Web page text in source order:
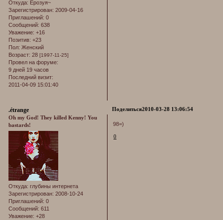
Откуда: Ёрозуя~
Зарегистрирован: 2009-04-16
Приглашений: 0
Сообщений: 638
Уважение: +16
Позитив: +23
Пол: Женский
Возраст: 28 [1997-11-25]
Провел на форуме:
9 дней 19 часов
Последний визит:
2011-04-09 15:01:40
Поделиться2010-03-28 13:06:54
.étrange
Oh my God! They killed Kenny! You
bastards!
Откуда: глубины интернета
Зарегистрирован: 2008-10-24
Приглашений: 0
Сообщений: 611
Уважение: +28
98=)
0